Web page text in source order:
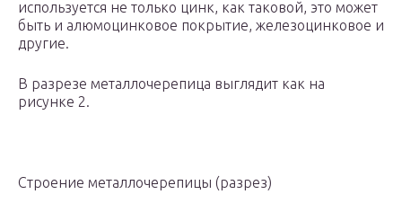
используется не только цинк, как таковой, это может
быть и алюмоцинковое покрытие, железоцинковое и
другие.
В разрезе металлочерепица выглядит как на
рисунке 2.
Строение металлочерепицы (разрез)